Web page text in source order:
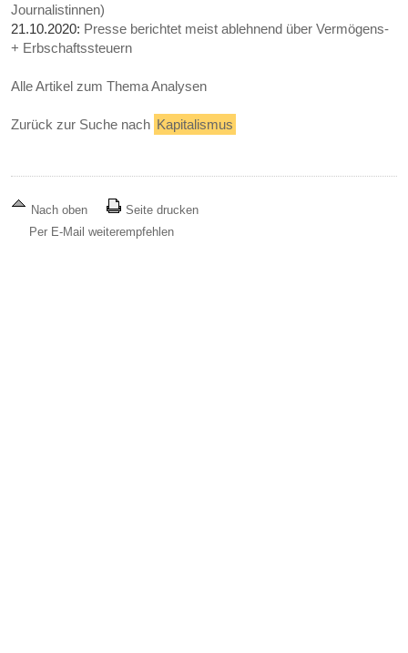
Journalistinnen)
21.10.2020: Presse berichtet meist ablehnend über Vermögens-
+ Erbschaftssteuern
Alle Artikel zum Thema Analysen
Zurück zur Suche nach Kapitalismus
Nach oben
Seite drucken
Per E-Mail weiterempfehlen